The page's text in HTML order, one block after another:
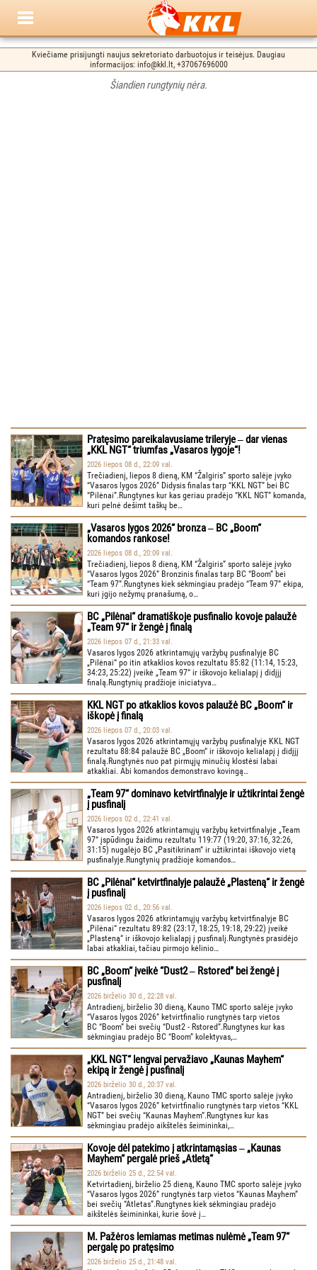
Kviečiame prisijungti naujus sekretoriato darbuotojus ir teisėjus. Daugiau
informacijos: info@kkl.lt, +37067696000
Šiandien rungtynių nėra.
Pratęsimo pareikalavusiame trileryje ‒ dar vienas
„KKL NGT“ triumfas „Vasaros lygoje“!
2026 liepos 08 d., 22:09 val.
Trečiadienį, liepos 8 dieną, KM “Žalgiris” sporto salėje įvyko
“Vasaros lygos 2026” Didysis finalas tarp “KKL NGT” bei BC
“Pilėnai”.Rungtynes kur kas geriau pradėjo “KKL NGT” komanda,
kuri pelnė dešimt taškų be…
„Vasaros lygos 2026“ bronza ‒ BC „Boom“
komandos rankose!
2026 liepos 08 d., 20:09 val.
Trečiadienį, liepos 8 dieną, KM “Žalgiris” sporto salėje įvyko
“Vasaros lygos 2026” Bronzinis finalas tarp BC “Boom” bei
“Team 97”.Rungtynes kiek sėkmingiau pradėjo “Team 97” ekipa,
kuri įgijo nežymų pranašumą, o…
BC „Pilėnai“ dramatiškoje pusfinalio kovoje palaužė
„Team 97“ ir žengė į finalą
2026 liepos 07 d., 21:33 val.
Vasaros lygos 2026 atkrintamųjų varžybų pusfinalyje BC
„Pilėnai“ po itin atkaklios kovos rezultatu 85:82 (11:14, 15:23,
34:23, 25:22) įveikė „Team 97“ ir iškovojo kelialapį į didįjį
finalą.Rungtynių pradžioje iniciatyva…
KKL NGT po atkaklios kovos palaužė BC „Boom“ ir
iškopė į finalą
2026 liepos 07 d., 20:03 val.
Vasaros lygos 2026 atkrintamųjų varžybų pusfinalyje KKL NGT
rezultatu 88:84 palaužė BC „Boom“ ir iškovojo kelialapį į didįjį
finalą.Rungtynės nuo pat pirmųjų minučių klostėsi labai
atkakliai. Abi komandos demonstravo kovingą…
„Team 97“ dominavo ketvirtfinalyje ir užtikrintai žengė
į pusfinalį
2026 liepos 02 d., 22:41 val.
Vasaros lygos 2026 atkrintamųjų varžybų ketvirtfinalyje „Team
97“ įspūdingu žaidimu rezultatu 119:77 (19:20, 37:16, 32:26,
31:15) nugalėjo BC „Pasitikrinam“ ir užtikrintai iškovojo vietą
pusfinalyje.Rungtynių pradžioje komandos…
BC „Pilėnai“ ketvirtfinalyje palaužė „Plasteną“ ir žengė
į pusfinalį
2026 liepos 02 d., 20:56 val.
Vasaros lygos 2026 atkrintamųjų varžybų ketvirtfinalyje BC
„Pilėnai“ rezultatu 89:82 (23:17, 18:25, 19:18, 29:22) įveikė
„Plasteną“ ir iškovojo kelialapį į pusfinalį.Rungtynės prasidėjo
labai atkakliai, tačiau pirmojo kėlinio…
BC „Boom“ įveikė “Dust2 ‒ Rstored” bei žengė į
pusfinalį
2026 birželio 30 d., 22:28 val.
Antradienį, birželio 30 dieną, Kauno TMC sporto salėje įvyko
“Vasaros lygos 2026” ketvirtfinalio rungtynės tarp vietos
BC “Boom” bei svečių “Dust2 - Rstored”.Rungtynes kur kas
sėkmingiau pradėjo BC “Boom” kolektyvas,…
„KKL NGT“ lengvai pervažiavo „Kaunas Mayhem“
ekipą ir žengė į pusfinalį
2026 birželio 30 d., 20:37 val.
Antradienį, birželio 30 dieną, Kauno TMC sporto salėje įvyko
“Vasaros lygos 2026” ketvirtfinalio rungtynės tarp vietos “KKL
NGT” bei svečių “Kaunas Mayhem”.Rungtynes kur kas
sėkmingiau pradėjo aikštelės šeimininkai,…
Kovoje dėl patekimo į atkrintamąsias ‒ „Kaunas
Mayhem“ pergalė prieš „Atletą“
2026 birželio 25 d., 22:54 val.
Ketvirtadienį, birželio 25 dieną, Kauno TMC sporto salėje įvyko
“Vasaros lygos 2026” rungtynės tarp vietos “Kaunas Mayhem”
bei svečių “Atletas”.Rungtynes kiek sėkmingiau pradėjo
aikštelės šeimininkai, kurie šovė į…
M. Pažėros lemiamas metimas nulėmė „Team 97“
pergalę po pratęsimo
2026 birželio 25 d., 21:48 val.